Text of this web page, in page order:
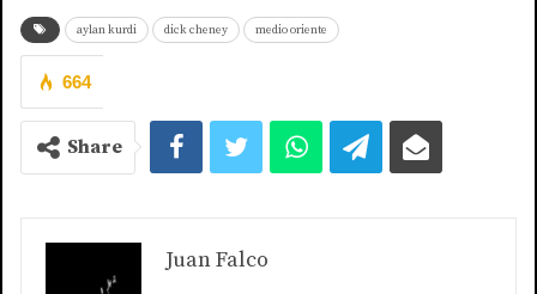
aylan kurdi dick cheney medio oriente
664
Share
Juan Falco